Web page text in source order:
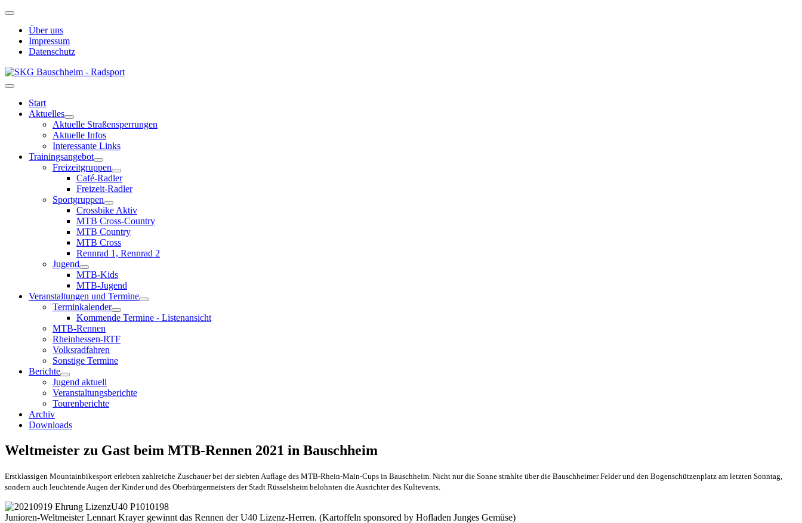
Über uns
Impressum
Datenschutz
Start
Aktuelles
Aktuelle Straßensperrungen
Aktuelle Infos
Interessante Links
Trainingsangebot
Freizeitgruppen
Café-Radler
Freizeit-Radler
Sportgruppen
Crossbike Aktiv
MTB Cross-Country
MTB Country
MTB Cross
Rennrad 1, Rennrad 2
Jugend
MTB-Kids
MTB-Jugend
Veranstaltungen und Termine
Terminkalender
Kommende Termine - Listenansicht
MTB-Rennen
Rheinhessen-RTF
Volksradfahren
Sonstige Termine
Berichte
Jugend aktuell
Veranstaltungsberichte
Tourenberichte
Archiv
Downloads
Weltmeister zu Gast beim MTB-Rennen 2021 in Bauschheim
Erstklassigen Mountainbikesport erlebten zahlreiche Zuschauer bei der siebten Auflage des MTB-Rhein-Main-Cups in Bauschheim. Nicht nur die Sonne strahlte über die Bauschheimer Felder und den Bogenschützenplatz am letzten Sonntag,
sondern auch leuchtende Augen der Kinder und des Oberbürgermeisters der Stadt Rüsselsheim belohnten die Ausrichter des Kultevents.
Junioren-Weltmeister Lennart Krayer gewinnt das Rennen der U40 Lizenz-Herren. (Kartoffeln sponsored by Hofladen Junges Gemüse)